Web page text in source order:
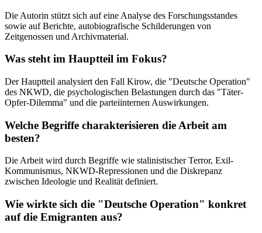
Die Autorin stützt sich auf eine Analyse des Forschungsstandes
sowie auf Berichte, autobiografische Schilderungen von
Zeitgenossen und Archivmaterial.
Was steht im Hauptteil im Fokus?
Der Hauptteil analysiert den Fall Kirow, die "Deutsche Operation"
des NKWD, die psychologischen Belastungen durch das "Täter-
Opfer-Dilemma" und die parteiinternen Auswirkungen.
Welche Begriffe charakterisieren die Arbeit am
besten?
Die Arbeit wird durch Begriffe wie stalinistischer Terror, Exil-
Kommunismus, NKWD-Repressionen und die Diskrepanz
zwischen Ideologie und Realität definiert.
Wie wirkte sich die "Deutsche Operation" konkret
auf die Emigranten aus?